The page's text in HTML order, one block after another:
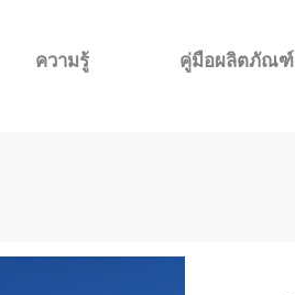
ความรู้ คู่มือผลิตภัณฑ์